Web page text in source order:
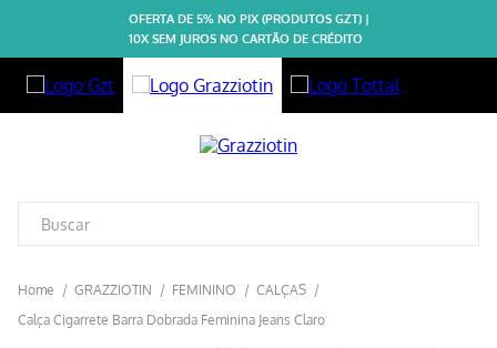
OFERTA DE 5% NO PIX (PRODUTOS GZT) |
10X SEM JUROS NO CARTÃO DE CRÉDITO
GRAZZIOTIN FEMININO
CALÇAS
Calça Cigarrete Barra Dobrada Feminina Jeans Claro